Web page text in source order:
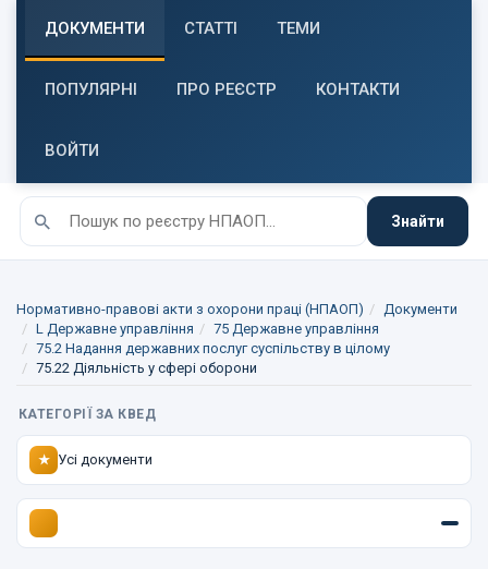
ДОКУМЕНТИ СТАТТІ ТЕМИ
ПОПУЛЯРНІ ПРО РЕЄСТР КОНТАКТИ
ВОЙТИ
Знайти
Нормативно-правові акти з охорони праці (НПАОП)
Документи
L Державне управління
75 Державне управління
75.2 Надання державних послуг суспільству в цілому
75.22 Діяльність у сфері оборони
КАТЕГОРІЇ ЗА КВЕД
★ Усі документи